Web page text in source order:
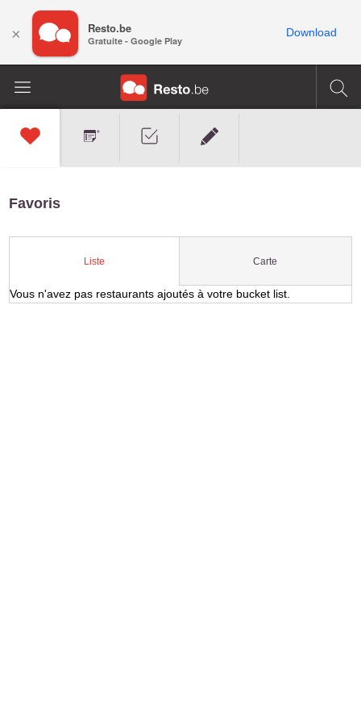
Favoris
Liste Carte
Vous n'avez pas restaurants ajoutés à votre bucket list.
× Resto.be
Gratuite - Google Play
Download